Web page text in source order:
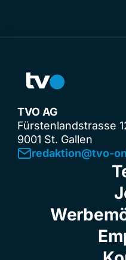
TVO AG
Fürstenlandstrasse
9001 St. Gallen
redaktion@tvo-